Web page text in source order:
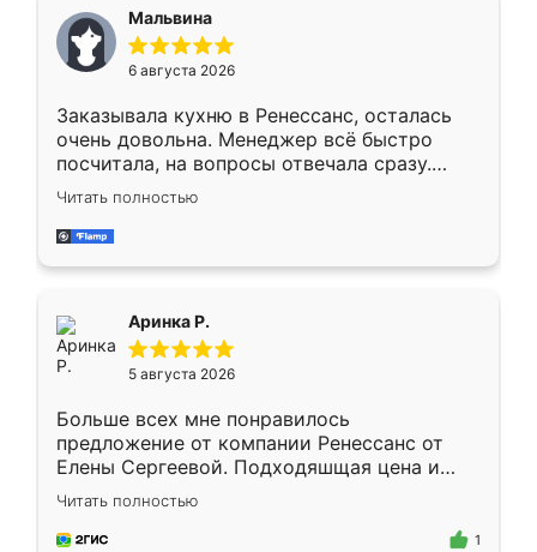
меньше, здесь же он более разнообразный.
Мне нравится ,если что-то потребуется из
мебели буду заказывать только здесь.
Мальвина
6 августа 2026
Заказывала кухню в Ренессанс, осталась
очень довольна. Менеджер всё быстро
посчитала, на вопросы отвечала сразу.
Замерщик приехал в субботу, подошёл к
делу со всей ответственностью. Собрали
за день, ребята работали аккуратно, даже
Читать полностью
Аринка Р.
5 августа 2026
Больше всех мне понравилось
предложение от компании Ренессанс от
Елены Сергеевой. Подходяшщая цена и
короткие сроки изготовления. Приехавший
для замера сотрудник Владислав
предложил по моему эскизу самый
Читать полностью
1